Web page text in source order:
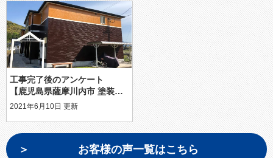
工事完了後のアンケート
【鹿児島県薩摩川内市 塗装】納得のいく説明で他社よりも安かった
2021年6月10日 更新
お客様の声一覧はこちら